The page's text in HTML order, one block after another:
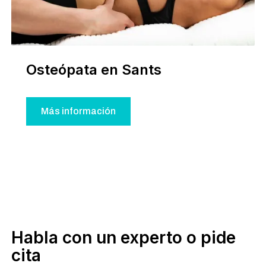
Osteópata en Sants
Más información
Habla con un experto o pide
cita